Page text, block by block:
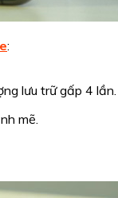
:
lưu trữ gấp 4 lần.
mẽ.